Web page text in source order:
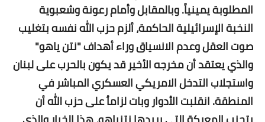
المطلوبة يمينياً. وبالمقابل وأمام رعونة وشعبوية
النخبة الإسرائيلية الحاكمة، ألزم حزب الله نفسه بتغليب
صوت العقل وعدم الانسياق وراء أهداف "نتن ياهو"
والذي يعتقد أن مخرجه الأخير قد يكون بالحرب على لبنان
واستجلاب التدخل الامريكي العسكري المباشر في
المنطقة. انقلبت الأدوار وبات لزاماُ على حزب الله أن